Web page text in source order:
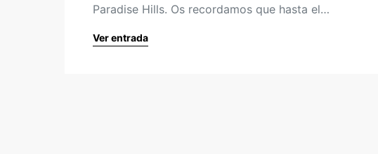
Paradise Hills. Os recordamos que hasta el…
Ver entrada